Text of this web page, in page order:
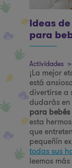
Actividades >
Ideas
para
¡La mejor
está
divertirse a
dudarás
para bebés
esta
que
pequeñín
todas sus
leemos